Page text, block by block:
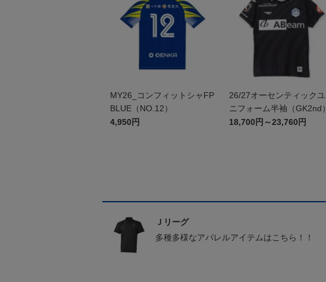
MY26_コンフィットシャFP
BLUE（NO.12）
4,950円
26/27オーセンティックユ
ニフォーム半袖（GK2nd）
18,700円～23,760円
Ｊリーグ
多種多様なアパレルアイテムはこちら！！